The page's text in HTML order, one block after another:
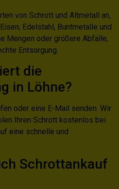
von Schrott und Altmetall an,
Edelstahl, Buntmetalle und
Mengen oder größere Abfälle,
Entsorgung.
die
in Löhne?
oder eine E-Mail senden. Wir
Ihren Schrott kostenlos bei
eine schnelle und
Schrottankauf